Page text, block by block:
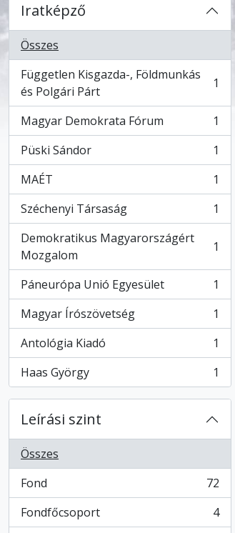
Iratképző
Összes
Független Kisgazda-, Földmunkás
és Polgári Párt
, 1 eredmények 1
Magyar Demokrata Fórum
, 1 eredmények
1
Püski Sándor
, 1 eredmények
1
MAÉT
, 1 eredmények
1
Széchenyi Társaság
, 1 eredmények
1
Demokratikus Magyarországért
Mozgalom
, 1 eredmények 1
Páneurópa Unió Egyesület
, 1 eredmények
1
Magyar Írószövetség
, 1 eredmények
1
Antológia Kiadó
, 1 eredmények
1
Haas György
, 1 eredmények 1
Leírási szint
Összes
Fond
, 72 eredmények
72
Fondfőcsoport
, 4 eredmények
4